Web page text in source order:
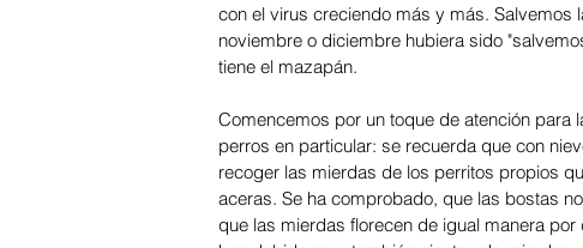
con el virus creciendo más y más. Salvemos
noviembre o diciembre hubiera sido
tiene el mazapán.
Comencemos por un toque de atención para
perros en particular: se recuerda que con
recoger las mierdas de los perritos propios
aceras. Se ha comprobado, que las bostas
que las mierdas florecen de igual manera